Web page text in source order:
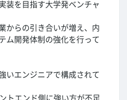
装を目指す大学発ベンチャ
からの引き合いが増え、内
ム開発体制の強化を行って
いエンジニアで構成されて
トエンド側に強い方が不足